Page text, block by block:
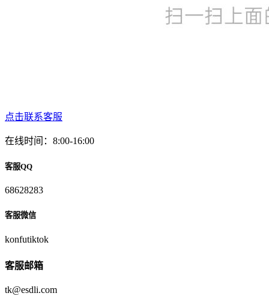
点击联系客服
在线时间：8:00-16:00
客服QQ
68628283
客服微信
konfutiktok
客服邮箱
tk@esdli.com